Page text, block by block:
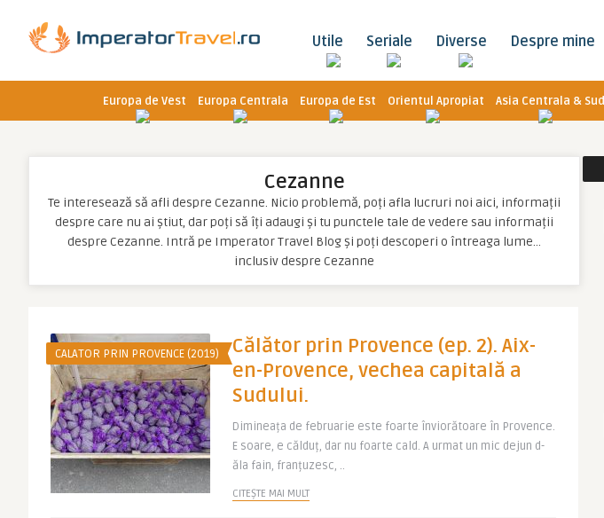
Utile Seriale Diverse Despre mine
Europa de Vest Europa Centrala Europa de Est Orientul Apropiat Asia Centrala & Sud
Cezanne
Te interesează să afli despre Cezanne. Nicio problemă, poți afla lucruri noi aici, informații
despre care nu ai știut, dar poți să îți adaugi și tu punctele tale de vedere sau informații
despre Cezanne. Intră pe Imperator Travel Blog și poți descoperi o întreaga lume…
inclusiv despre Cezanne
CALATOR PRIN PROVENCE (2019)
Călător prin Provence (ep. 2). Aix-
en-Provence, vechea capitală a
Sudului.
Dimineața de februarie este foarte înviorătoare în Provence.
E soare, e călduț, dar nu foarte cald. A urmat un mic dejun d-
ăla fain, franțuzesc, ..
CITEȘTE MAI MULT